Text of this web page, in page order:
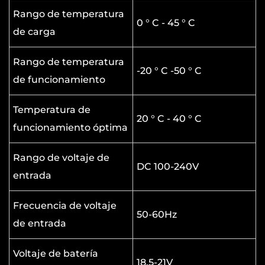
los propietarios que requieren diferentes
longitudes de cuchilla para varias secciones
de jardín, lo que mejora la eficiencia sin la
necesidad de múltiples herramientas.
Uso seguro y ergonómico
El cortes de cobertura de batería de litio corta
incorpora una cabeza ajustable que puede
inclinarse hasta 60 grados, lo que permite un
mejor control y un alcance mejorado en
ángulos incómodos o áreas elevadas. Su
agarre ergonómico y su distribución de peso
equilibrada reducen la fatiga del usuario,
incluso durante sesiones prolongadas. La
Rango de temperatura
de carga
0 ° C - 45 ° C
Rango de temperatura
de funcionamiento
-20 ° C -50 ° C
Temperatura de
funcionamiento óptima
20 ° C - 40 ° C
Rango de voltaje de
entrada
DC 100-240V
Frecuencia de voltaje
de entrada
50-60Hz
Voltaje de batería
18.5-21V